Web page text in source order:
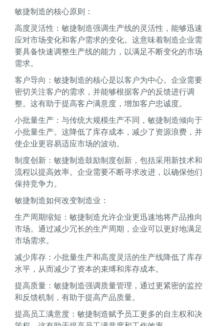
敏捷制造的核心原则：
高度灵活性：敏捷制造强调生产线的灵活性，能够迅速
应对市场变化和客户需求的变化。这意味着制造企业需
要具备快速调整生产线的能力，以满足不断变化的市场
需求。
客户导向：敏捷制造的核心是以客户为中心。企业需要
密切关注客户的需求，并能够根据客户的反馈进行调
整。这有助于提高客户满意度，增加客户忠诚度。
小批量生产：与传统大规模生产不同，敏捷制造倾向于
小批量生产。这降低了库存成本，减少了资源浪费，并
使企业更容易适应市场的波动。
制度创新：敏捷制造鼓励制度创新，包括采用新技术和
流程以提高效率。企业需要不断寻求改进，以确保他们
保持竞争力。
敏捷制造如何改变制造业：
生产周期缩短：敏捷制造允许企业更迅速地将产品推向
市场。通过减少冗长的生产周期，企业可以更好地满足
市场需求。
减少库存：小批量生产和高度灵活的生产线降低了库存
水平，从而减少了资本的束缚和库存成本。
提高质量：敏捷制造强调质量管理，通过更紧密的监控
和反馈机制，有助于提高产品质量。
提高员工满意度：敏捷制造赋予员工更多的自主权和决